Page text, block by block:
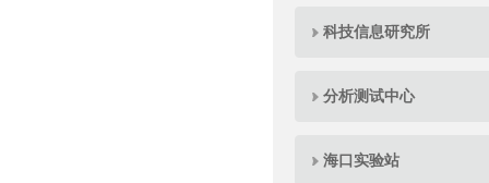
科技信息研究所
分析测试中心
海口实验站